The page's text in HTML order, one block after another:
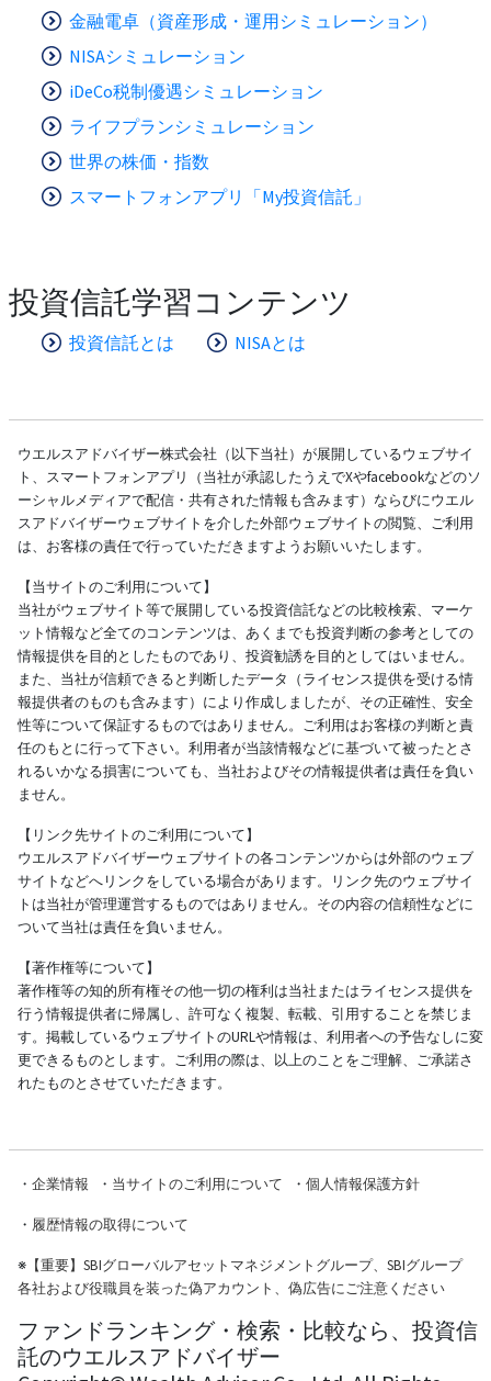
金融電卓（資産形成・運用シミュレーション）
NISAシミュレーション
iDeCo税制優遇シミュレーション
ライフプランシミュレーション
世界の株価・指数
スマートフォンアプリ「My投資信託」
投資信託学習コンテンツ
投資信託とは NISAとは
ウエルスアドバイザー株式会社（以下当社）が展開しているウェブサイ
ト、スマートフォンアプリ（当社が承認したうえでXやfacebookなどのソ
ーシャルメディアで配信・共有された情報も含みます）ならびにウエル
スアドバイザーウェブサイトを介した外部ウェブサイトの閲覧、ご利用
は、お客様の責任で行っていただきますようお願いいたします。
【当サイトのご利用について】
当社がウェブサイト等で展開している投資信託などの比較検索、マーケ
ット情報など全てのコンテンツは、あくまでも投資判断の参考としての
情報提供を目的としたものであり、投資勧誘を目的としてはいません。
また、当社が信頼できると判断したデータ（ライセンス提供を受ける情
報提供者のものも含みます）により作成しましたが、その正確性、安全
性等について保証するものではありません。ご利用はお客様の判断と責
任のもとに行って下さい。利用者が当該情報などに基づいて被ったとさ
れるいかなる損害についても、当社およびその情報提供者は責任を負い
ません。
【リンク先サイトのご利用について】
ウエルスアドバイザーウェブサイトの各コンテンツからは外部のウェブ
サイトなどへリンクをしている場合があります。リンク先のウェブサイ
トは当社が管理運営するものではありません。その内容の信頼性などに
ついて当社は責任を負いません。
【著作権等について】
著作権等の知的所有権その他一切の権利は当社またはライセンス提供を
行う情報提供者に帰属し、許可なく複製、転載、引用することを禁じま
す。掲載しているウェブサイトのURLや情報は、利用者への予告なしに変
更できるものとします。ご利用の際は、以上のことをご理解、ご承諾さ
れたものとさせていただきます。
・ 企業情報 ・ 当サイトのご利用について ・ 個人情報保護方針
・ 履歴情報の取得について
※【重要】SBIグローバルアセットマネジメントグループ、SBIグループ
各社および役職員を装った偽アカウント、偽広告にご注意ください
ファンドランキング・検索・比較なら、投資信
託のウエルスアドバイザー